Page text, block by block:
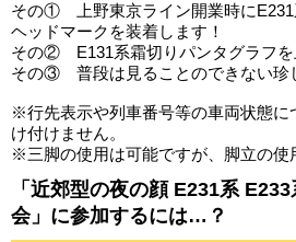
その① 上野東京ライン開業時にE231
ヘッドマークを装着します！
その② E131系霜切りパンタグラフを
その③ 普段は見ることのできない珍
※行先表示や列車番号等の車両状態に
け付けません。
※三脚の使用は可能ですが、脚立の使
「近郊型の夜の顔 E231系
会」に参加するには…？